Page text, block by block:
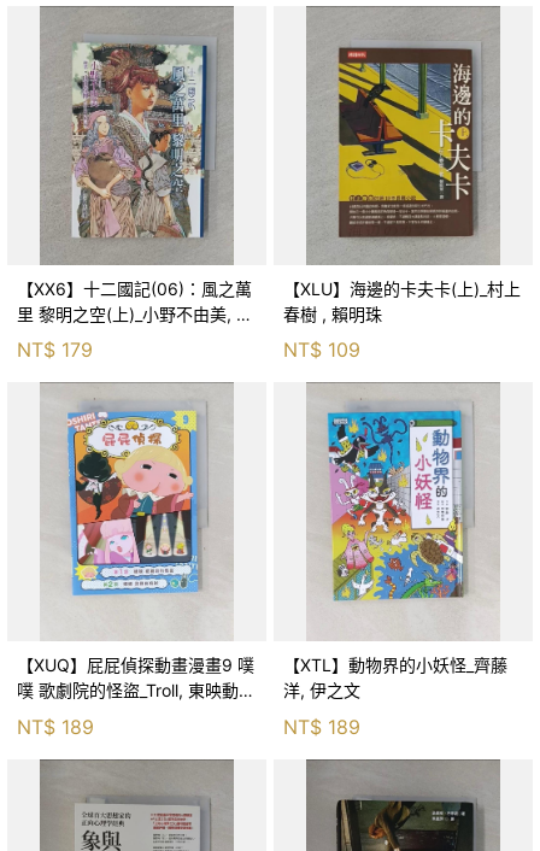
【XX6】十二國記(06)：風之萬
里 黎明之空(上)_小野不由美, 王
蘊潔
NT$ 179
【XLU】海邊的卡夫卡(上)_村上
春樹 , 賴明珠
NT$ 109
【XUQ】屁屁偵探動畫漫畫9 噗
噗 歌劇院的怪盜_Troll, 東映動畫
株式會社, 張東君
NT$ 189
【XTL】動物界的小妖怪_齊藤
洋, 伊之文
NT$ 189